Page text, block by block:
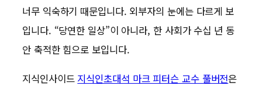
너무 익숙하기 때문입니다. 외부자의 눈에는 다르게 보
입니다. “당연한 일상”이 아니라, 한 사회가 수십 년 동
안 축적한 힘으로 보입니다.
지식인사이드 지식인초대석 마크 피터슨 교수 풀버전은